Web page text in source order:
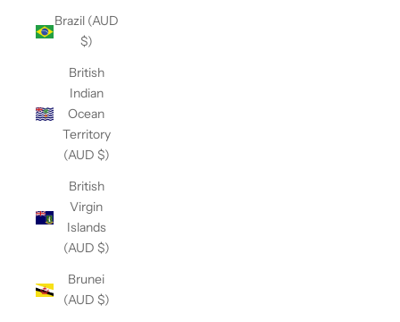
Brazil (AUD
$)
British
Indian
Ocean
Territory
(AUD $)
British
Virgin
Islands
(AUD $)
Brunei
(AUD $)